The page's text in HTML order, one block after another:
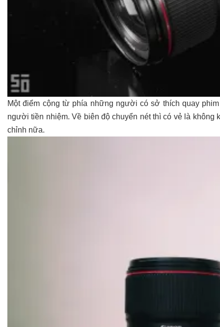
Một điểm cộng từ phía những người có sở thích quay
người tiền nhiệm. Về biên độ chuyển nét thì có vẻ là
chỉnh nữa.